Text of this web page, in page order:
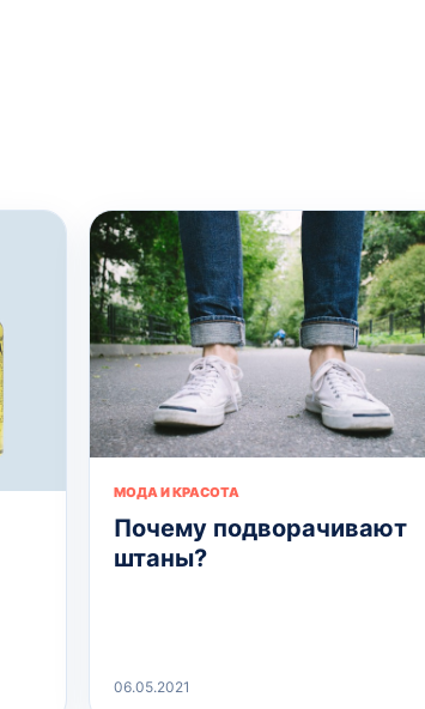
МОДА И КРАСОТА
Почему подворачивают
штаны?
06.05.2021